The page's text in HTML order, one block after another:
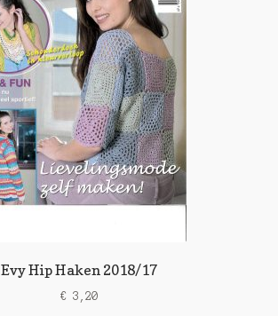
Evy Hip Haken 2018/17
€ 3,20